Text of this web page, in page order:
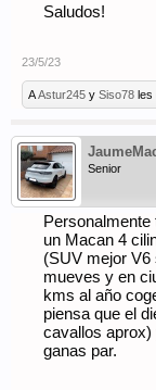
Saludos!
23/5/23
AAstur245 y Siso78 les
Senior
un Macan 4
(SUV mejor V6
mueves y en
kms al año
piensa que el
cavallos
ganas par.